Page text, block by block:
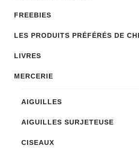
produit
FREEBIES
LES PRODUITS PRÉFÉRÉS DE
LIVRES
MERCERIE
AIGUILLES
AIGUILLES SURJETEUSE
CISEAUX